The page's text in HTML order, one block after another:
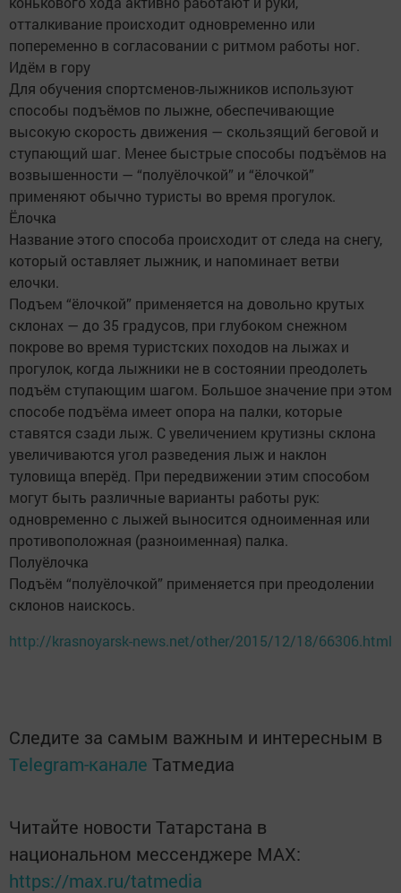
отталкивание происходит одновременно или
попеременно в согласовании с ритмом работы ног.
Идём в гору
Для обучения спортсменов-лыжников используют
способы подъёмов по лыжне, обеспечивающие
высокую скорость движения — скользящий беговой и
ступающий шаг. Менее быстрые способы подъёмов на
возвышенности — “полуёлочкой” и “ёлочкой”
применяют обычно туристы во время прогулок.
Ёлочка
Название этого способа происходит от следа на снегу,
который оставляет лыжник, и напоминает ветви
елочки.
Подъем “ёлочкой” применяется на довольно крутых
склонах — до 35 градусов, при глубоком снежном
покрове во время туристских походов на лыжах и
прогулок, когда лыжники не в состоянии преодолеть
подъём ступающим шагом. Большое значение при этом
способе подъёма имеет опора на палки, которые
ставятся сзади лыж. С увеличением крутизны склона
увеличиваются угол разведения лыж и наклон
туловища вперёд. При передвижении этим способом
могут быть различные варианты работы рук:
одновременно с лыжей выносится одноименная или
противоположная (разноименная) палка.
Полуёлочка
Подъём “полуёлочкой” применяется при преодолении
склонов наискось.
http://krasnoyarsk-news.net/other/2015/12/18/66306.html
Следите за самым важным и интересным в
Telegram-канале Татмедиа
Читайте новости Татарстана в
национальном мессенджере MАХ:
https://max.ru/tatmedia